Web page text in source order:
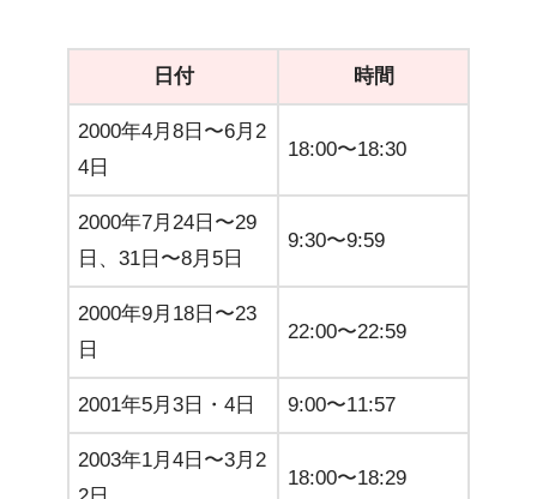
日付 時間
2000年4月8日〜6月2
4日
18:00〜18:30
2000年7月24日〜29
日、31日〜8月5日
9:30〜9:59
2000年9月18日〜23
日
22:00〜22:59
2001年5月3日・4日 9:00〜11:57
2003年1月4日〜3月2
18:00〜18:29